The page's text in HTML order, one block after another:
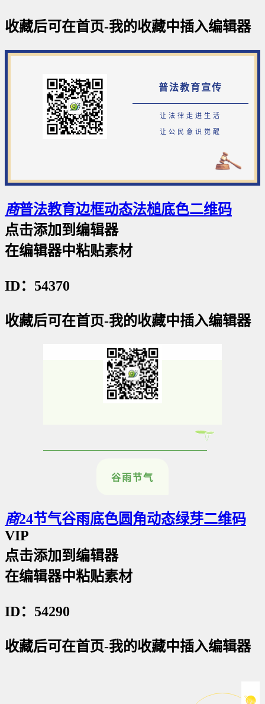
收藏后可在首页-我的收藏中插入编辑器
普法教育宣传
让法律走进生活
让公民意识觉醒
商普法教育边框动态法槌底色二维码
点击添加到编辑器
在编辑器中粘贴素材
ID：54370
收藏后可在首页-我的收藏中插入编辑器
谷雨节气
商24节气谷雨底色圆角动态绿芽二维码
VIP
点击添加到编辑器
在编辑器中粘贴素材
ID：54290
收藏后可在首页-我的收藏中插入编辑器